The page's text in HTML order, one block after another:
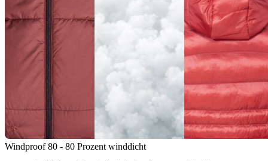
Windproof 80 - 80 Prozent winddicht